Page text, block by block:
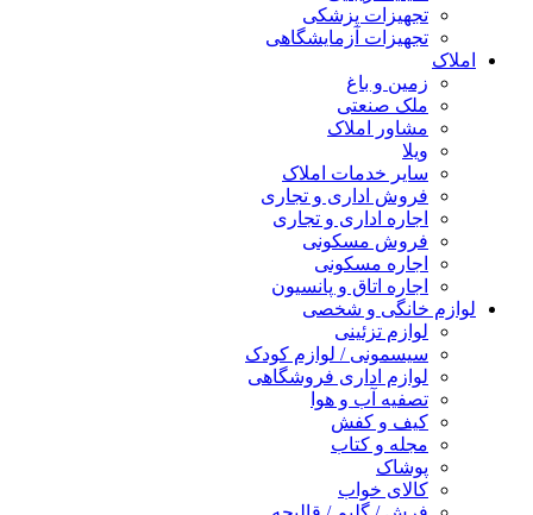
تجهیزات پزشکی
تجهیزات آزمایشگاهی
املاک
زمین و باغ
ملک صنعتی
مشاور املاک
ویلا
سایر خدمات املاک
فروش اداری و تجاری
اجاره اداری و تجاری
فروش مسکونی
اجاره مسکونی
اجاره اتاق و پانسیون
لوازم خانگی و شخصی
لوازم تزئینی
سیسمونی / لوازم کودک
لوازم اداری فروشگاهی
تصفیه آب و هوا
کیف و کفش
مجله و کتاب
پوشاک
کالای خواب